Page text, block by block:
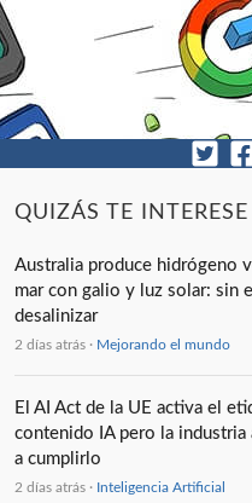
QUIZÁS TE INTERESE
Australia produce hidrógeno
mar con galio y luz solar: sin
desalinizar
2 días atrás · Mejorando el mundo
El AI Act de la UE activa el
contenido IA pero la industria
a cumplirlo
2 días atrás · Inteligencia Artificial